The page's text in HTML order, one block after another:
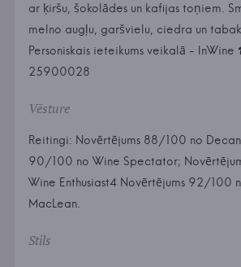
ar ķiršu, šokolādes un kafijas toņiem.
melno augļu, garšvielu, ciedra un
Personiskais ieteikums veikalā -
25900028
Vēsture
Reitingi: Novērtējums 88/100 no
90/100 no Wine Spectator;
Wine Enthusiast4 Novērtējums 92/100
MacLean.
Stils